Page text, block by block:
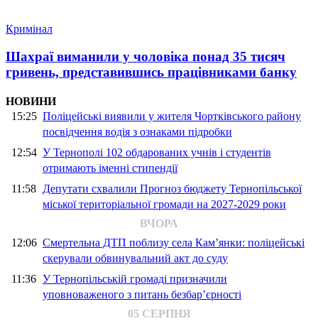
Кримінал
Шахраї виманили у чоловіка понад 35 тисяч
гривень, представившись працівниками банку
НОВИНИ
15:25 Поліцейські виявили у жителя Чортківського району
посвідчення водія з ознаками підробки
12:54 У Тернополі 102 обдарованих учнів і студентів
отримають іменні стипендії
11:58 Депутати схвалили Прогноз бюджету Тернопільської
міської територіальної громади на 2027-2029 роки
ВЧОРА
12:06 Смертельна ДТП поблизу села Кам’янки: поліцейські
скерували обвинувальний акт до суду
11:36 У Тернопільській громаді призначили
уповноваженого з питань безбар’єрності
05 СЕРПНЯ